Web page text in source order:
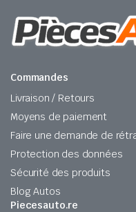
Commandes
Livraison / Retours
Moyens de paiement
Faire une demande de
Protection des données
Sécurité des produits
Blog Autos
Piecesauto.re